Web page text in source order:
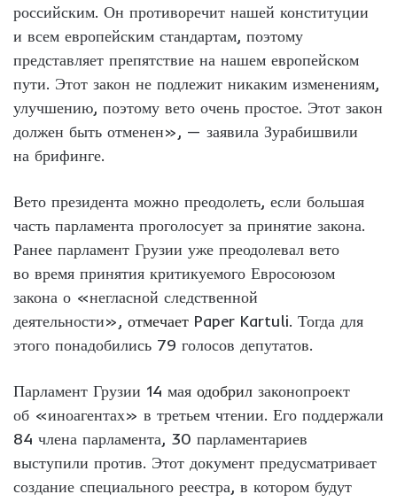
российским. Он противоречит нашей конституции
и всем европейским стандартам, поэтому
представляет препятствие на нашем европейском
пути. Этот закон не подлежит никаким изменениям,
улучшению, поэтому вето очень простое. Этот закон
должен быть отменен», — заявила Зурабишвили
на брифинге.
Вето президента можно преодолеть, если большая
часть парламента проголосует за принятие закона.
Ранее парламент Грузии уже преодолевал вето
во время принятия критикуемого Евросоюзом
закона о «негласной следственной
деятельности», отмечает Paper Kartuli. Тогда для
этого понадобились 79 голосов депутатов.
Парламент Грузии 14 мая одобрил законопроект
об «иноагентах» в третьем чтении. Его поддержали
84 члена парламента, 30 парламентариев
выступили против. Этот документ предусматривает
создание специального реестра, в котором будут